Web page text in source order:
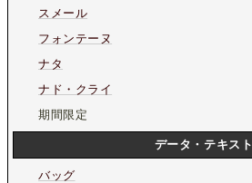
スメール
フォンテーヌ
ナタ
ナド・クライ
期間限定
データ・テキスト
バッグ